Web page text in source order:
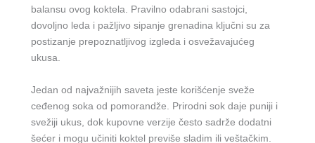
balansu ovog koktela. Pravilno odabrani sastojci,
dovoljno leda i pažljivo sipanje grenadina ključni su za
postizanje prepoznatljivog izgleda i osvežavajućeg
ukusa.
Jedan od najvažnijih saveta jeste korišćenje sveže
ceđenog soka od pomorandže. Prirodni sok daje puniji i
svežiji ukus, dok kupovne verzije često sadrže dodatni
šećer i mogu učiniti koktel previše sladim ili veštačkim.